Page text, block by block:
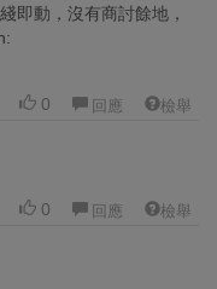
即動，沒有商討餘地，
0 回應 檢舉
0 回應 檢舉